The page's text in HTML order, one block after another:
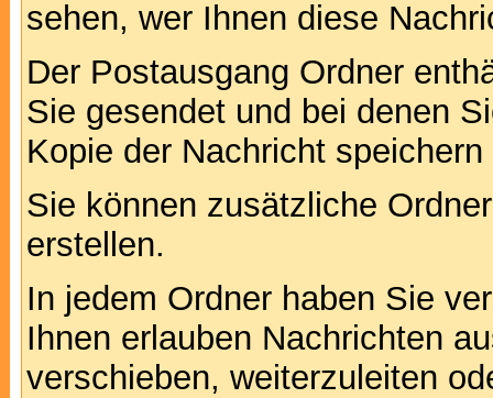
sehen, wer Ihnen diese
Der Postausgang Ordner
Sie gesendet und bei denen
Kopie der Nachricht
Sie können zusätzliche
erstellen.
In jedem Ordner haben Sie
Ihnen erlauben Nachrichten
verschieben, weiterzuleiten